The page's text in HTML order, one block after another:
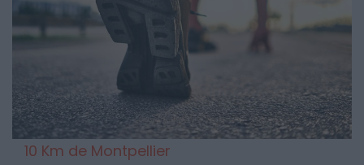
10 Km de Montpellier